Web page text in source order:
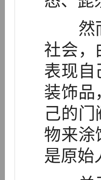
然而
社会，
表现自
装饰品
己的
物来涂
是原始